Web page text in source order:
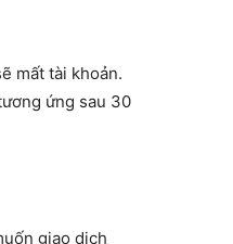
mất tài khoản.
ứng sau 30
giao dịch